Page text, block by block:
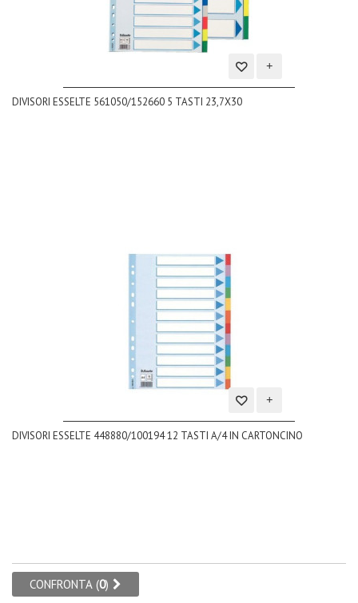
Aggiungi
alla
DIVISORI ESSELTE 561050/152660 5 TASTI 23,7X30
Aggiungi
alla
DIVISORI ESSELTE 448880/100194 12 TASTI A/4 IN CARTONCINO
CONFRONTA (0)